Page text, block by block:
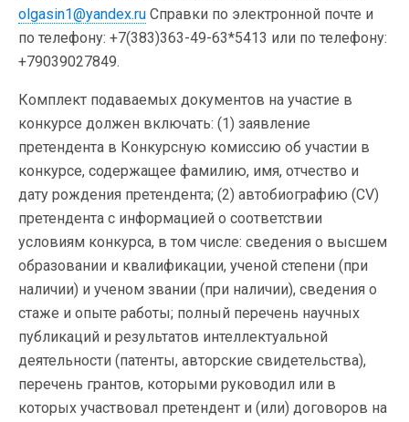
olgasin1@yandex.ru Справки по электронной почте и
по телефону: +7(383)363-49-63*5413 или по телефону:
+79039027849.
Комплект подаваемых документов на участие в
конкурсе должен включать: (1) заявление
претендента в Конкурсную комиссию об участии в
конкурсе, содержащее фамилию, имя, отчество и
дату рождения претендента; (2) автобиографию (CV)
претендента с информацией о соответствии
условиям конкурса, в том числе: сведения о высшем
образовании и квалификации, ученой степени (при
наличии) и ученом звании (при наличии), сведения о
стаже и опыте работы; полный перечень научных
публикаций и результатов интеллектуальной
деятельности (патенты, авторские свидетельства),
перечень грантов, которыми руководил или в
которых участвовал претендент и (или) договоров на